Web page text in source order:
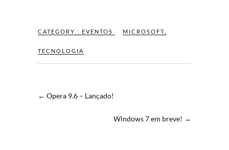
CATEGORY : EVENTOS MICROSOFT
TECNOLOGIA
← Opera 9.6 – Lançado!
Windows 7 em breve! →